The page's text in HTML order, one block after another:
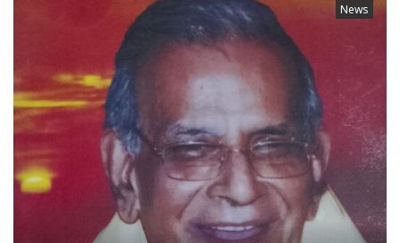
News